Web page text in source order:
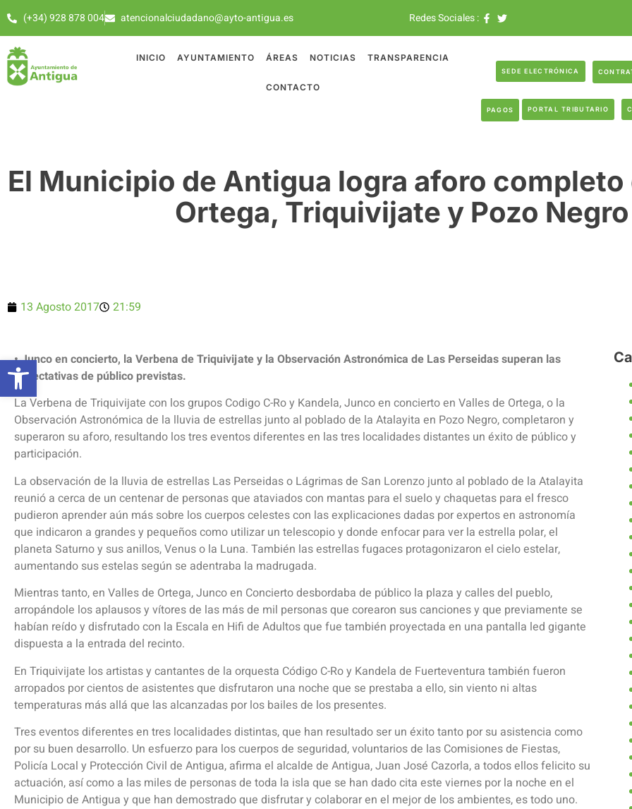
(+34) 928 878 004 atencionalciudadano@ayto-antigua.es Redes Sociales :
INICIO AYUNTAMIENTO ÁREAS NOTICIAS TRANSPARENCIA
CONTACTO
SEDE ELECTRÓNICA
PAGOS PORTAL TRIBUTARIO
El Municipio de Antigua logra aforo completo
Ortega, Triquivijate y Pozo Negro
13 Agosto 2017 21:59
• Junco en concierto, la Verbena de Triquivijate y la Observación Astronómica de Las Perseidas superan las
expectativas de público previstas.
La Verbena de Triquivijate con los grupos Codigo C-Ro y Kandela, Junco en concierto en Valles de Ortega, o la
Observación Astronómica de la lluvia de estrellas junto al poblado de la Atalayita en Pozo Negro, completaron y
superaron su aforo, resultando los tres eventos diferentes en las tres localidades distantes un éxito de público y
participación.
La observación de la lluvia de estrellas Las Perseidas o Lágrimas de San Lorenzo junto al poblado de la Atalayita
reunió a cerca de un centenar de personas que ataviados con mantas para el suelo y chaquetas para el fresco
pudieron aprender aún más sobre los cuerpos celestes con las explicaciones dadas por expertos en astronomía
que indicaron a grandes y pequeños como utilizar un telescopio y donde enfocar para ver la estrella polar, el
planeta Saturno y sus anillos, Venus o la Luna. También las estrellas fugaces protagonizaron el cielo estelar,
aumentando sus estelas según se adentraba la madrugada.
Mientras tanto, en Valles de Ortega, Junco en Concierto desbordaba de público la plaza y calles del pueblo,
arropándole los aplausos y vítores de las más de mil personas que corearon sus canciones y que previamente se
habían reído y disfrutado con la Escala en Hifi de Adultos que fue también proyectada en una pantalla led gigante
dispuesta a la entrada del recinto.
En Triquivijate los artistas y cantantes de la orquesta Código C-Ro y Kandela de Fuerteventura también fueron
arropados por cientos de asistentes que disfrutaron una noche que se prestaba a ello, sin viento ni altas
temperaturas más allá que las alcanzadas por los bailes de los presentes.
Tres eventos diferentes en tres localidades distintas, que han resultado ser un éxito tanto por su asistencia como
por su buen desarrollo. Un esfuerzo para los cuerpos de seguridad, voluntarios de las Comisiones de Fiestas,
Policía Local y Protección Civil de Antigua, afirma el alcalde de Antigua, Juan José Cazorla, a todos ellos felicito su
actuación, así como a las miles de personas de toda la isla que se han dado cita este viernes por la noche en el
Municipio de Antigua y que han demostrado que disfrutar y colaborar en el mejor de los ambientes, es todo uno.
Abrir barra de herramientas